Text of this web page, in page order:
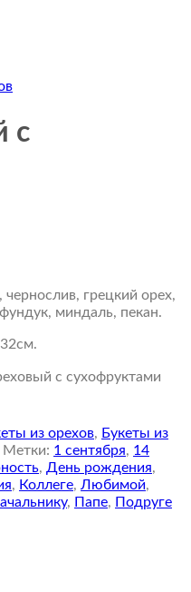
с
грецкий орех,
миндаль, пекан.
с сухофруктами
из орехов, Букеты из
Метки: 1 сентября, 14
, День рождения,
, Коллеге, Любимой,
, Папе, Подруге